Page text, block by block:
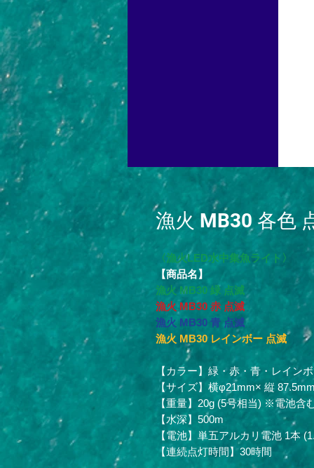
漁火 MB30 各色
〈漁火LED水中集魚ライト〉
【商品名】
漁火 MB30 緑 点滅
漁火 MB30 赤 点滅
漁火 MB30 青 点滅
漁火 MB30 レインボー 点滅
【カラー】緑・赤・青・レイン
【サイズ】横φ21mm× 縦
【重量】20g (5号相当) ※電池含
【水深】500m
【電池】単五アルカリ電池 1本
【連続点灯時間】30時間